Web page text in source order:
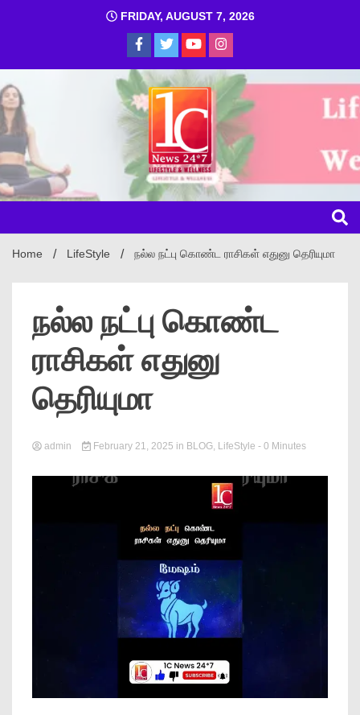
FRIDAY, AUGUST 7, 2026
1C
News
Online
Home LifeStyle நல்ல நட்பு கொண்ட ராசிகள் எதுனு தெரியுமா
நல்ல நட்பு கொண்ட
ராசிகள் எதுனு
தெரியுமா
admin February 21, 2025 in BLOG, LifeStyle - 0 Minutes